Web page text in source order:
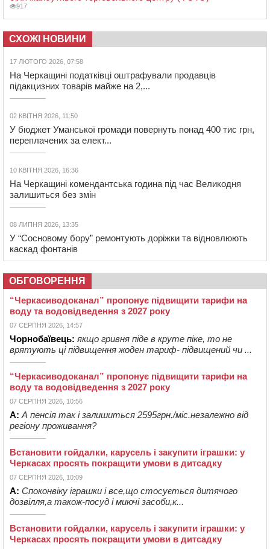
917
СХОЖІ НОВИНИ
17 ЛЮТОГО 2026, 07:58
На Черкащині податківці оштрафували продавців
підакцизних товарів майже на 2,...
02 КВІТНЯ 2026, 11:50
У бюджет Уманської громади повернуть понад 400 тис грн,
переплачених за елект...
10 КВІТНЯ 2026, 16:36
На Черкащині комендантська година під час Великодня
залишиться без змін
08 ЛИПНЯ 2026, 13:35
У “Сосновому бору” ремонтують доріжки та відновлюють
каскад фонтанів
ОБГОВОРЕННЯ
“Черкасиводоканал” пропонує підвищити тарифи на
воду та водовідведення з 2027 року
07 СЕРПНЯ 2026, 14:57
Чорнобаївець: якщо гривня піде в круте піке, то не
врятують ці підвищення жоден тариф- підвищений чи ...
“Черкасиводоканал” пропонує підвищити тарифи на
воду та водовідведення з 2027 року
07 СЕРПНЯ 2026, 10:56
А: А пенсія так і залишиться 2595грн./міс.незалежно від
регіону проживання?
Встановити гойдалки, карусель і закупити іграшки: у
Черкасах просять покращити умови в дитсадку
07 СЕРПНЯ 2026, 10:09
А: Споконвіку іграшки і все,що стосується дитячого
дозвілля,а також-посуд і миючі засоби,к...
Встановити гойдалки, карусель і закупити іграшки: у
Черкасах просять покращити умови в дитсадку